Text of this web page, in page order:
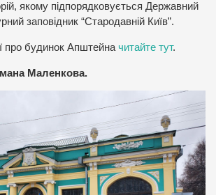
якому підпорядковується Державний
заповідник “Стародавній Київ”.
про будинок Апштейна читайте тут.
Маленкова.